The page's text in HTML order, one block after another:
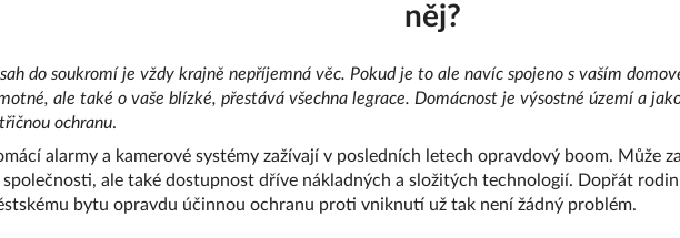
něj?
do soukromí je vždy krajně nepříjemná věc. Pokud je to ale navíc spojeno s vaším
ale také o vaše blízké, přestává všechna legrace. Domácnost je výsostné území a
ochranu.
alarmy a kamerové systémy zažívají v posledních letech opravdový boom. Může
společnosti, ale také dostupnost dříve nákladných a složitých technologií. Dopřát
bytu opravdu účinnou ochranu proti vniknutí už tak není žádný problém.